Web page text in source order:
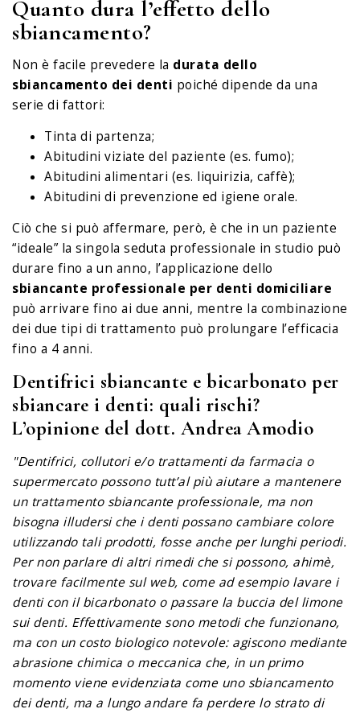
Quanto dura l’effetto dello
sbiancamento?
Non è facile prevedere la durata dello
sbiancamento dei denti poiché dipende da una
serie di fattori:
Tinta di partenza;
Abitudini viziate del paziente (es. fumo);
Abitudini alimentari (es. liquirizia, caffè);
Abitudini di prevenzione ed igiene orale.
Ciò che si può affermare, però, è che in un paziente
“ideale” la singola seduta professionale in studio può
durare fino a un anno, l’applicazione dello
sbiancante professionale per denti domiciliare
può arrivare fino ai due anni, mentre la combinazione
dei due tipi di trattamento può prolungare l’efficacia
fino a 4 anni.
Dentifrici sbiancante e bicarbonato per
sbiancare i denti: quali rischi?
L’opinione del dott. Andrea Amodio
"Dentifrici, collutori e/o trattamenti da farmacia o
supermercato possono tutt’al più aiutare a mantenere
un trattamento sbiancante professionale, ma non
bisogna illudersi che i denti possano cambiare colore
utilizzando tali prodotti, fosse anche per lunghi periodi.
Per non parlare di altri rimedi che si possono, ahimè,
trovare facilmente sul web, come ad esempio lavare i
denti con il bicarbonato o passare la buccia del limone
sui denti. Effettivamente sono metodi che funzionano,
ma con un costo biologico notevole: agiscono mediante
abrasione chimica o meccanica che, in un primo
momento viene evidenziata come uno sbiancamento
dei denti, ma a lungo andare fa perdere lo strato di